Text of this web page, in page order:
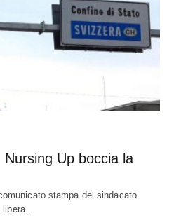
Up boccia la
stampa del sindacato
libera…